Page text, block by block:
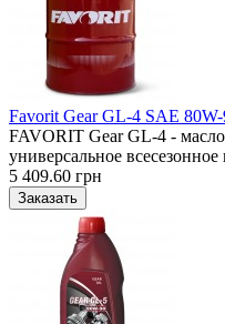
Favorit Gear GL-4 SAE
FAVORIT Gear GL-4 -
универсальное всесезонное
5 409.60 грн